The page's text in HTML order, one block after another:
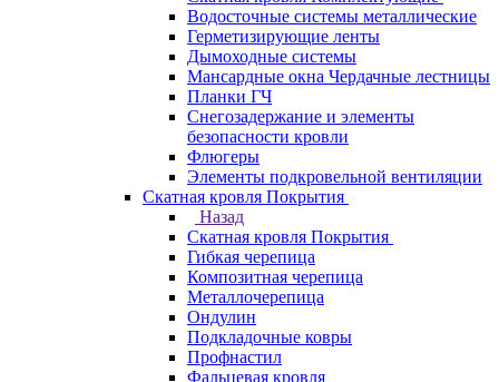
Водосточные системы металлические
Герметизирующие ленты
Дымоходные системы
Мансардные окна Чердачные лестницы
Планки ГЧ
Снегозадержание и элементы
безопасности кровли
Флюгеры
Элементы подкровельной вентиляции
Скатная кровля Покрытия
Назад
Скатная кровля Покрытия
Гибкая черепица
Композитная черепица
Металлочерепица
Ондулин
Подкладочные ковры
Профнастил
Фальцевая кровля